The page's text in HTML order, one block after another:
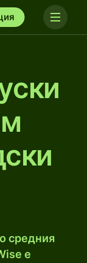
средния
е